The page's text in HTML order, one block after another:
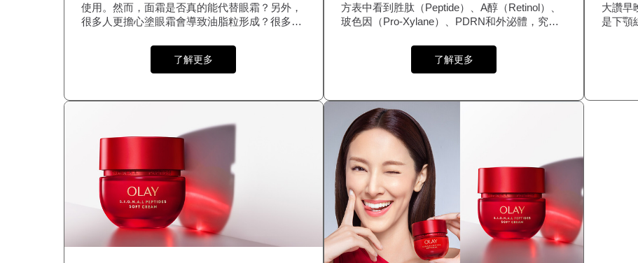
使用。然而，面霜是否真的能代替眼霜？另外，
很多人更擔心塗眼霜會導致油脂粒形成？很多女
這可能會導致眼周肌膚老化，讓人看起來疲憊不
堪，彷彿老了十歲。本文為你拆解關於眼霜常見
的四大迷思，助你了解眼霜的真正作用，並說明
雙眸。 眼霜迷思1：眼周肌膚不需要特別保養？
了解更多
方表中看到胜肽（Peptide）、A醇（Retinol）、
玻色因（Pro-Xylane）、PDRN和外泌體，究竟
為你詳細解析抗老五巨頭的作用、功效和適合膚
質，並推薦好用的抗老護膚品，讓你輕鬆擁有緊
緻無紋的肌膚，回復年輕活力！ 延伸閲讀：抗老
老成分怎麽選？ 很多人在揀選抗老
了解更多
大讚早
是下顎